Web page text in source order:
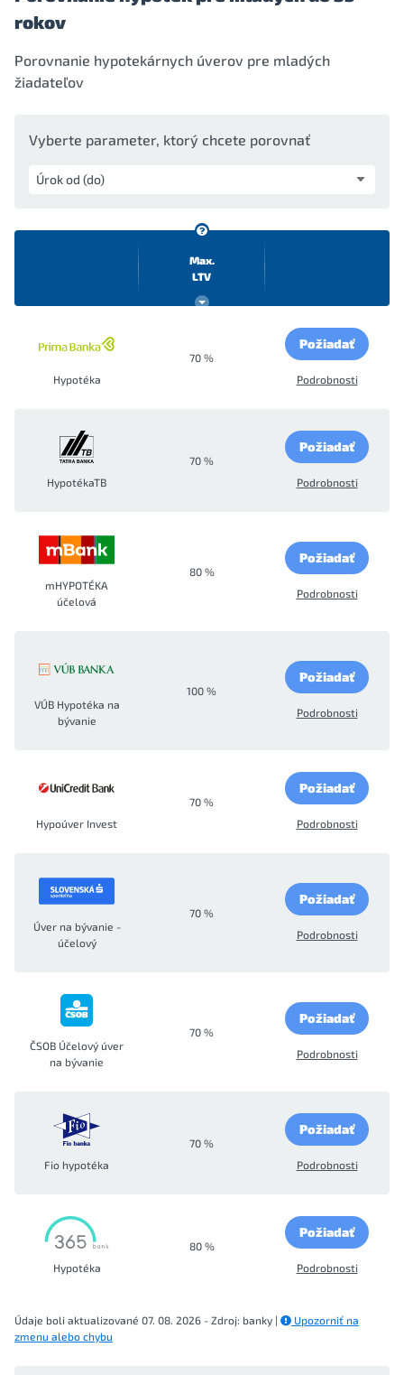
rokov
Porovnanie hypotekárnych úverov pre mladých
žiadateľov
Vyberte parameter, ktorý chcete porovnať
Max.
LTV
Hypotéka
70 %
Požiadať
Podrobnosti
HypotékaTB
70 %
Požiadať
Podrobnosti
mHYPOTÉKA
účelová
80 %
Požiadať
Podrobnosti
VÚB Hypotéka na
bývanie
100 %
Požiadať
Podrobnosti
Hypoúver Invest
70 %
Požiadať
Podrobnosti
Úver na bývanie -
účelový
70 %
Požiadať
Podrobnosti
ČSOB Účelový úver
na bývanie
70 %
Požiadať
Podrobnosti
Fio hypotéka
70 %
Požiadať
Podrobnosti
Hypotéka
80 %
Požiadať
Podrobnosti
Údaje boli aktualizované 07. 08. 2026 - Zdroj: banky |
Upozorniť na
zmenu alebo chybu